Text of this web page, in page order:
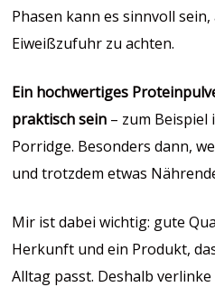
Phasen kann es sinnvoll
Eiweißzufuhr zu achten.
Ein hochwertiges
praktisch sein – zum
Porridge. Besonders dann,
und trotzdem etwas
Mir ist dabei wichtig: gute
Herkunft und ein Produkt,
Alltag passt. Deshalb